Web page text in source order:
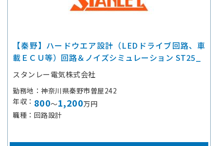
【秦野】ハードウエア設計（LEDドライブ回路、車
載ＥＣＵ等）回路＆ノイズシミュレーション ST25_
スタンレー電気株式会社
勤務地
神奈川県秦野市曽屋242
年収
800～1,200万円
職種
回路設計